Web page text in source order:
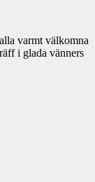
varmt välkomna
i glada vänners